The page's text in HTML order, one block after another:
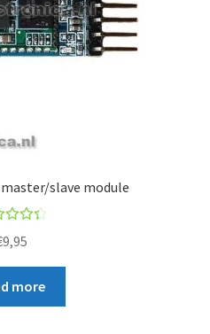
slave module
4.50
of
5
9,95
more